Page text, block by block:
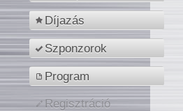
Díjazás
Szponzorok
Program
Regisztráció